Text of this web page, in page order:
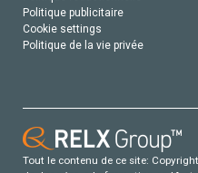
Politique publicitaire
Cookie settings
Politique de la vie privée
Tout le contenu de ce site: